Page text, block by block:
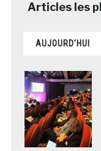
AUJOURD’HUI